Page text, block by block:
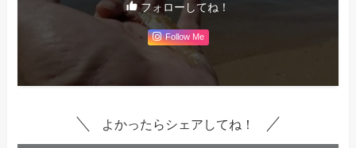
フォローしてね！
Follow Me
よかったらシェアしてね！